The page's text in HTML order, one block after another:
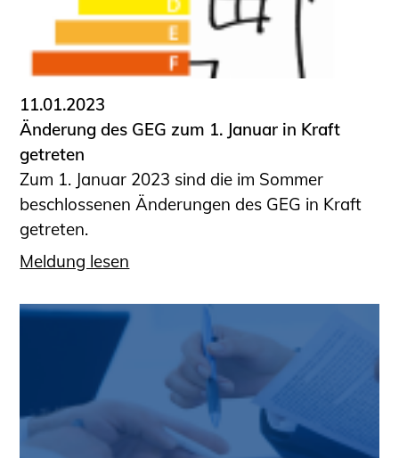
11.01.2023
Änderung des GEG zum 1. Januar in Kraft
getreten
Zum 1. Januar 2023 sind die im Sommer
beschlossenen Änderungen des GEG in Kraft
getreten.
Meldung lesen